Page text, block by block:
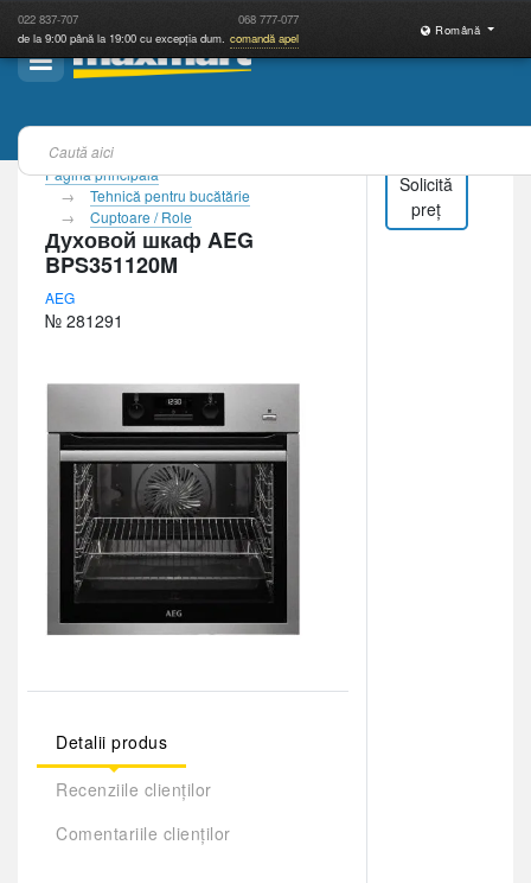
022 837-707 068 777-077
de la 9:00 până la 19:00 cu excepția dum. comandă apel
Română
Pagina principală
Tehnică pentru bucătărie
Cuptoare / Role
Духовой шкаф AEG
BPS351120M
AEG
№ 281291
Detalii produs
Recenziile clienților
Comentariile clienților
Solicită
preț